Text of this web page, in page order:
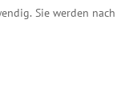
Sie werden nach
Euro. Das
regionalen
der